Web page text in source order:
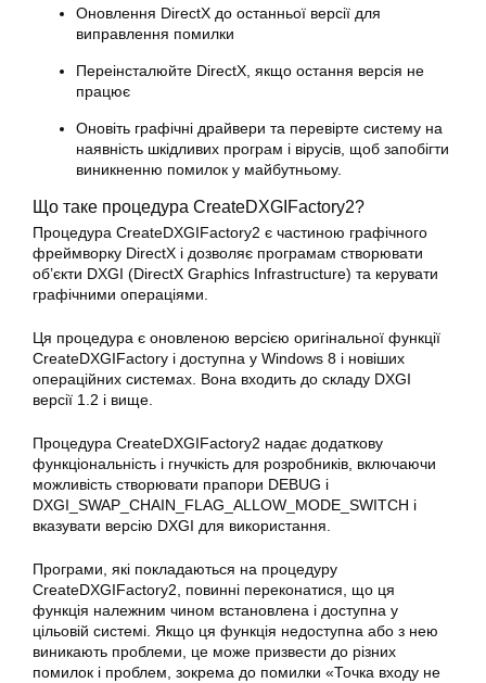
Оновлення DirectX до останньої версії для
виправлення помилки
Переінсталюйте DirectX, якщо остання версія не
працює
Оновіть графічні драйвери та перевірте систему на
наявність шкідливих програм і вірусів, щоб запобігти
виникненню помилок у майбутньому.
Що таке процедура CreateDXGIFactory2?
Процедура CreateDXGIFactory2 є частиною графічного
фреймворку DirectX і дозволяє програмам створювати
об’єкти DXGI (DirectX Graphics Infrastructure) та керувати
графічними операціями.
Ця процедура є оновленою версією оригінальної функції
CreateDXGIFactory і доступна у Windows 8 і новіших
операційних системах. Вона входить до складу DXGI
версії 1.2 і вище.
Процедура CreateDXGIFactory2 надає додаткову
функціональність і гнучкість для розробників, включаючи
можливість створювати прапори DEBUG і
DXGI_SWAP_CHAIN_FLAG_ALLOW_MODE_SWITCH і
вказувати версію DXGI для використання.
Програми, які покладаються на процедуру
CreateDXGIFactory2, повинні переконатися, що ця
функція належним чином встановлена і доступна у
цільовій системі. Якщо ця функція недоступна або з нею
виникають проблеми, це може призвести до різних
помилок і проблем, зокрема до помилки «Точка входу не